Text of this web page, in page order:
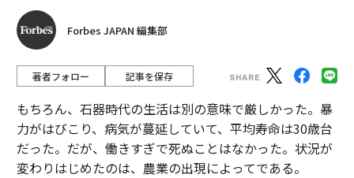
Forbes JAPAN 編集部
著者フォロー 記事を保存
もちろん、石器時代の生活は別の意味で厳しかった。暴
力がはびこり、病気が蔓延していて、平均寿命は30歳台
だった。だが、働きすぎで死ぬことはなかった。状況が
変わりはじめたのは、農業の出現によってである。